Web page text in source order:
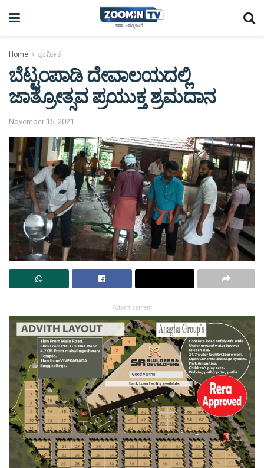
Home ಧಾರ್ಮಿಕ
ಬೆಟ್ಟಂಪಾಡಿ ದೇವಾಲಯದಲ್ಲಿ
ಜಾತ್ರೋತ್ಸವ ಪ್ರಯುಕ್ತ ಶ್ರಮದಾನ
November 15, 2021
Advertisement